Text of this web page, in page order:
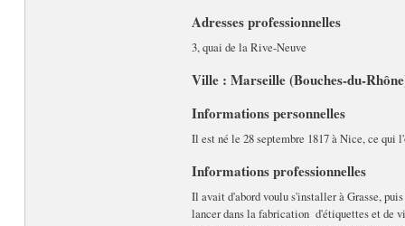
Adresses professionnelles
3, quai de la Rive-Neuve
Ville : Marseille (Bouches-du-
Informations personnelles
Il est né le 28 septembre 1817 à Nice, ce qui
Informations professionnelles
Il avait d'abord voulu s'installer à Grasse,
lancer dans la fabrication d'étiquettes et de